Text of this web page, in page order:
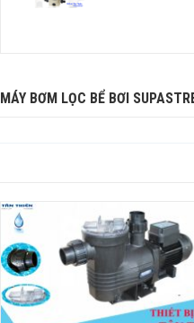
MÁY BƠM LỌC BỂ BƠI